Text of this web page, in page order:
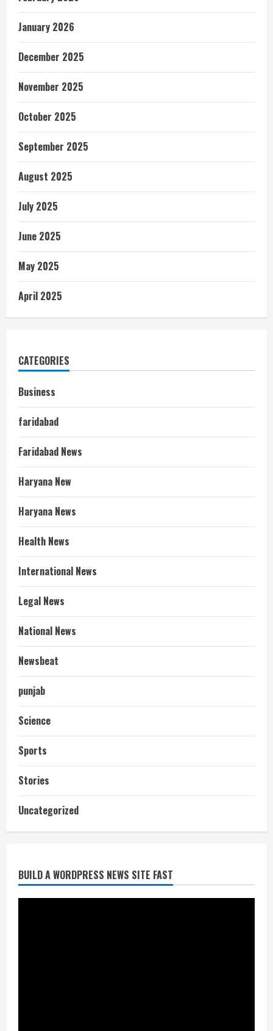
January 2026
December 2025
November 2025
October 2025
September 2025
August 2025
July 2025
June 2025
May 2025
April 2025
CATEGORIES
Business
faridabad
Faridabad News
Haryana New
Haryana News
Health News
International News
Legal News
National News
Newsbeat
punjab
Science
Sports
Stories
Uncategorized
BUILD A WORDPRESS NEWS SITE FAST
July 24, 2026
निर्धारित मानक व नियम का बारीकी से किया
जाएगा परीक्षण, तब कार्रवाई